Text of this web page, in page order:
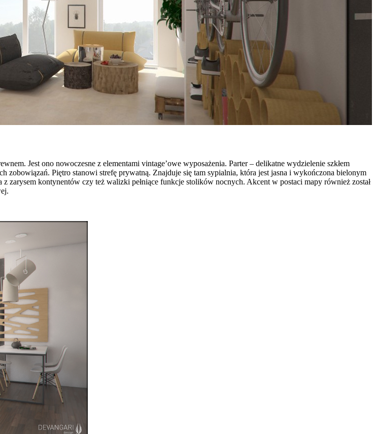
Jest ono nowoczesne z elementami vintage’owe wyposażenia. Parter – delikatne wydzielenie szkłem
Piętro stanowi strefę prywatną. Znajduje się tam sypialnia, która jest jasna i wykończona bielonym
zarysem kontynentów czy też walizki pełniące funkcje stolików nocnych. Akcent w postaci mapy również został